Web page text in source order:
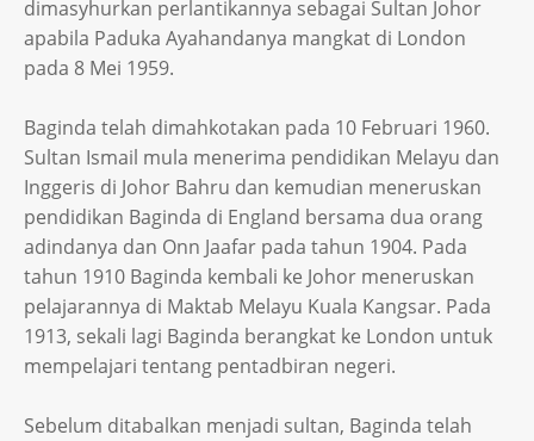
dimasyhurkan perlantikannya sebagai Sultan Johor
apabila Paduka Ayahandanya mangkat di London
pada 8 Mei 1959.
Baginda telah dimahkotakan pada 10 Februari 1960.
Sultan Ismail mula menerima pendidikan Melayu dan
Inggeris di Johor Bahru dan kemudian meneruskan
pendidikan Baginda di England bersama dua orang
adindanya dan Onn Jaafar pada tahun 1904. Pada
tahun 1910 Baginda kembali ke Johor meneruskan
pelajarannya di Maktab Melayu Kuala Kangsar. Pada
1913, sekali lagi Baginda berangkat ke London untuk
mempelajari tentang pentadbiran negeri.
Sebelum ditabalkan menjadi sultan, Baginda telah